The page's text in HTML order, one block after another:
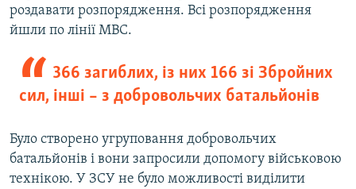
роздавати розпорядження. Всі розпорядження
йшли по лінії МВС.
366 загиблих, із них 166 зі Збройних
сил, інші – з добровольчих батальйонів
Було створено угруповання добровольчих
батальйонів і вони запросили допомогу військовою
технікою. У ЗСУ не було можливості виділити